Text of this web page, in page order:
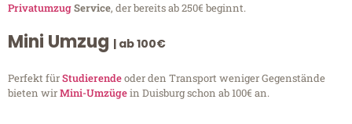
PrivatumzugService, der bereits ab 250€ beginnt.
Mini Umzug | ab 100€
Perfekt fürStudierendeoder den Transport weniger Gegenstände
bieten wirMini-Umzügein Duisburg schon ab 100€ an.